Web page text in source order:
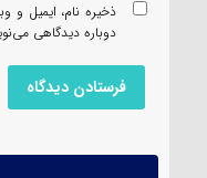
ذخیره نام، ایمیل و
دوباره دیدگاهی